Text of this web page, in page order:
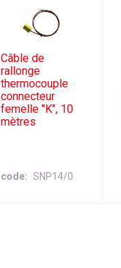
Câble de
rallonge
thermocouple
connecteur
femelle "K", 10
mètres
code SNP14/0